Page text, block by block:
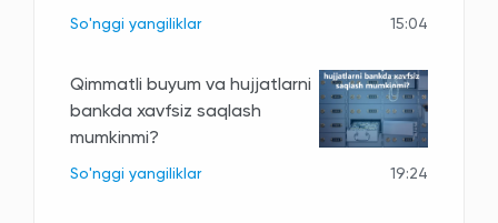
So'nggi yangiliklar 15:04
Qimmatli buyum va hujjatlarni
bankda xavfsiz saqlash
mumkinmi?
So'nggi yangiliklar 19:24